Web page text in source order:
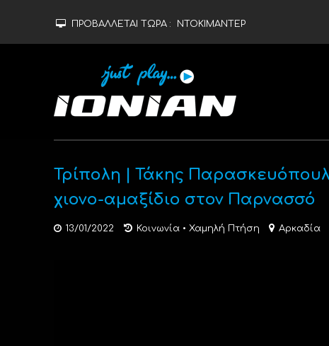
ΠΡΟΒΑΛΛΕΤΑΙ ΤΩΡΑ : ΝΤΟΚΙΜΑΝΤΕΡ
Τρίπολη | Τάκης
χιονο-αμαξίδιο στον Παρνασσό
13/01/2022 Κοινωνία • Χαμηλή Πτήση Αρκαδία